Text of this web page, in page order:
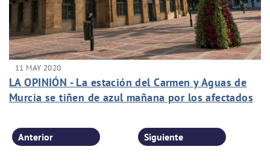
11 MAY 2020
LA OPINIÓN - La estación del Carmen y Aguas de
Murcia se tiñen de azul mañana por los afectados
Anterior Siguiente